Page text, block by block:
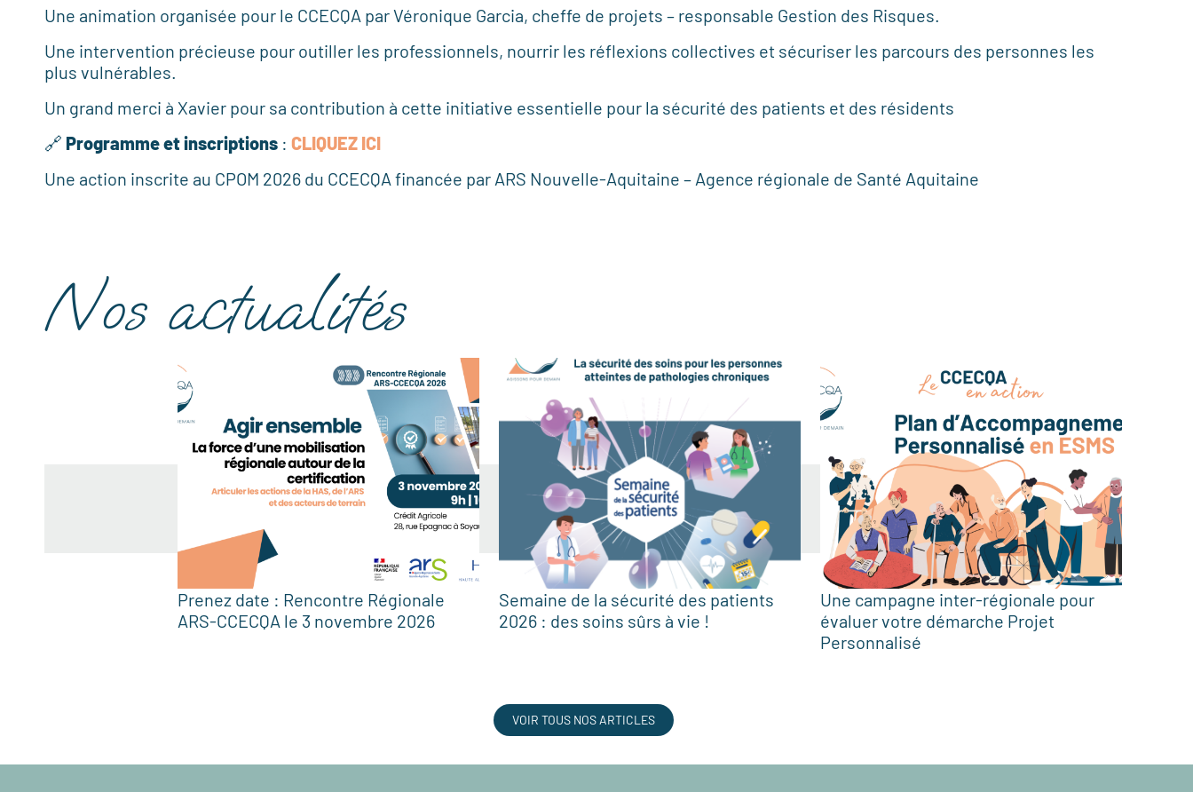
Une animation organisée pour le CCECQA par Véronique Garcia, cheffe de projets – responsable Gestion des Risques.
Une intervention précieuse pour outiller les professionnels, nourrir les réflexions collectives et sécuriser les parcours des personnes les
plus vulnérables.
Un grand merci à Xavier pour sa contribution à cette initiative essentielle pour la sécurité des patients et des résidents
🔗 Programme et inscriptions : CLIQUEZ ICI
Une action inscrite au CPOM 2026 du CCECQA financée par ARS Nouvelle-Aquitaine – Agence régionale de Santé Aquitaine
Nos actualités
Prenez date : Rencontre Régionale
ARS-CCECQA le 3 novembre 2026
Semaine de la sécurité des patients
2026 : des soins sûrs à vie !
Une campagne inter-régionale pour
évaluer votre démarche Projet
Personnalisé
VOIR TOUS NOS ARTICLES